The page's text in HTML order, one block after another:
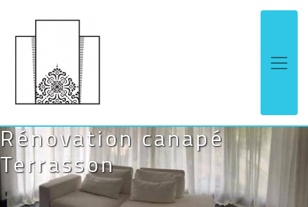
Rénovation canapé
Terrasson